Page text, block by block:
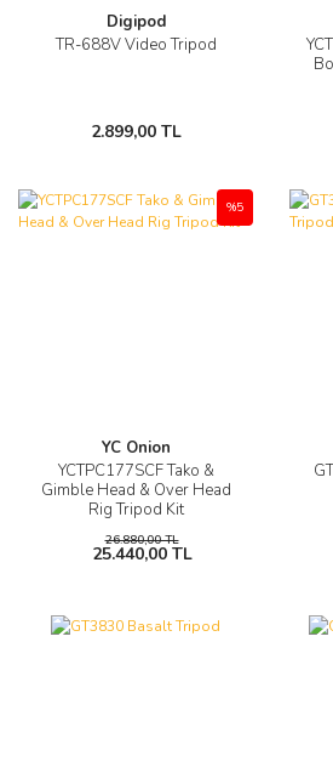
Digipod
TR-688V Video Tripod
2.899,00 TL
YC Onion
YCTPC177SCF Tako &
Gimble Head & Over Head
Rig Tripod Kit
%5
26.880,00 TL
25.440,00 TL